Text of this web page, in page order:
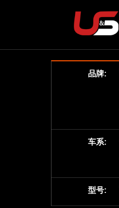
品牌:
车系:
型号: